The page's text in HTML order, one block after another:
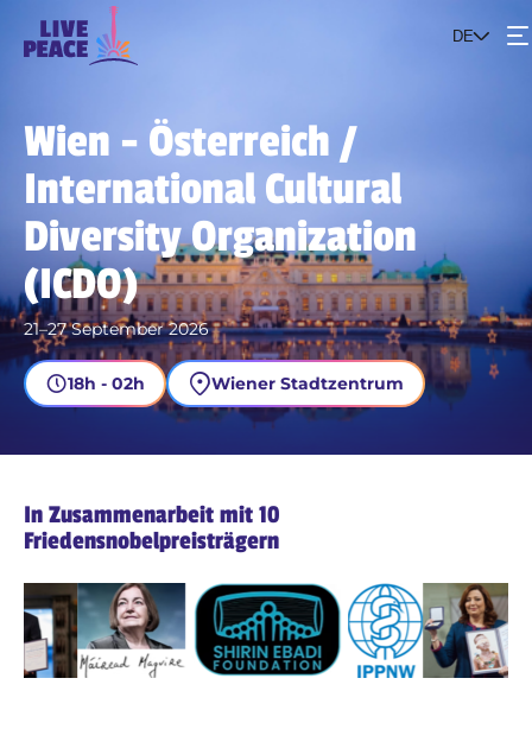
Das Projekt
Werde Teil der Bewegung
DE
Wien - Österreich /
International Cultural
Diversity Organization
(ICDO)
21–27 September 2026
18h - 02h Wiener Stadtzentrum
In Zusammenarbeit mit 10
Friedensnobelpreisträgern